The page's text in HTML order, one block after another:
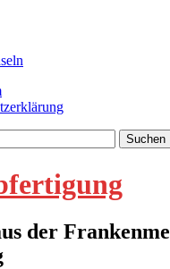
der